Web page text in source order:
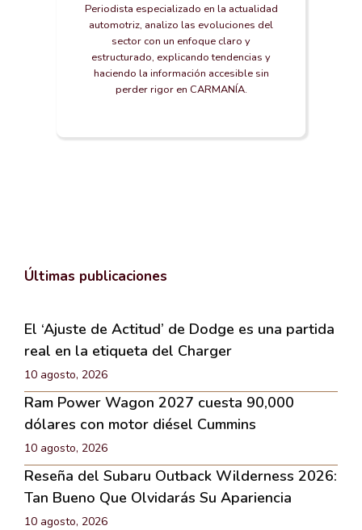
Periodista especializado en la actualidad
automotriz, analizo las evoluciones del
sector con un enfoque claro y
estructurado, explicando tendencias y
haciendo la información accesible sin
perder rigor en CARMANÍA.
Últimas publicaciones
El ‘Ajuste de Actitud’ de Dodge es una partida
real en la etiqueta del Charger
10 agosto, 2026
Ram Power Wagon 2027 cuesta 90,000
dólares con motor diésel Cummins
10 agosto, 2026
Reseña del Subaru Outback Wilderness 2026:
Tan Bueno Que Olvidarás Su Apariencia
10 agosto, 2026